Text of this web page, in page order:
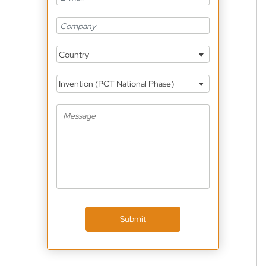
Country
Invention (PCT National Phase)
Submit